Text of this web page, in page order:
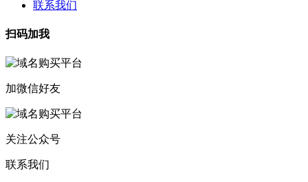
联系我们
扫码加我
加微信好友
关注公众号
联系我们